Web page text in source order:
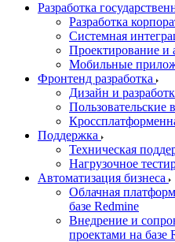
Разработка
Разработка
Системная
Проектирование и
Мобильные
Фронтенд разработка
Дизайн и
Пользовательские
Поддержка
Техническая
Нагрузочное
Автоматизация бизнеса
Облачная
базе Redmine
Внедрение и
проектами на базе